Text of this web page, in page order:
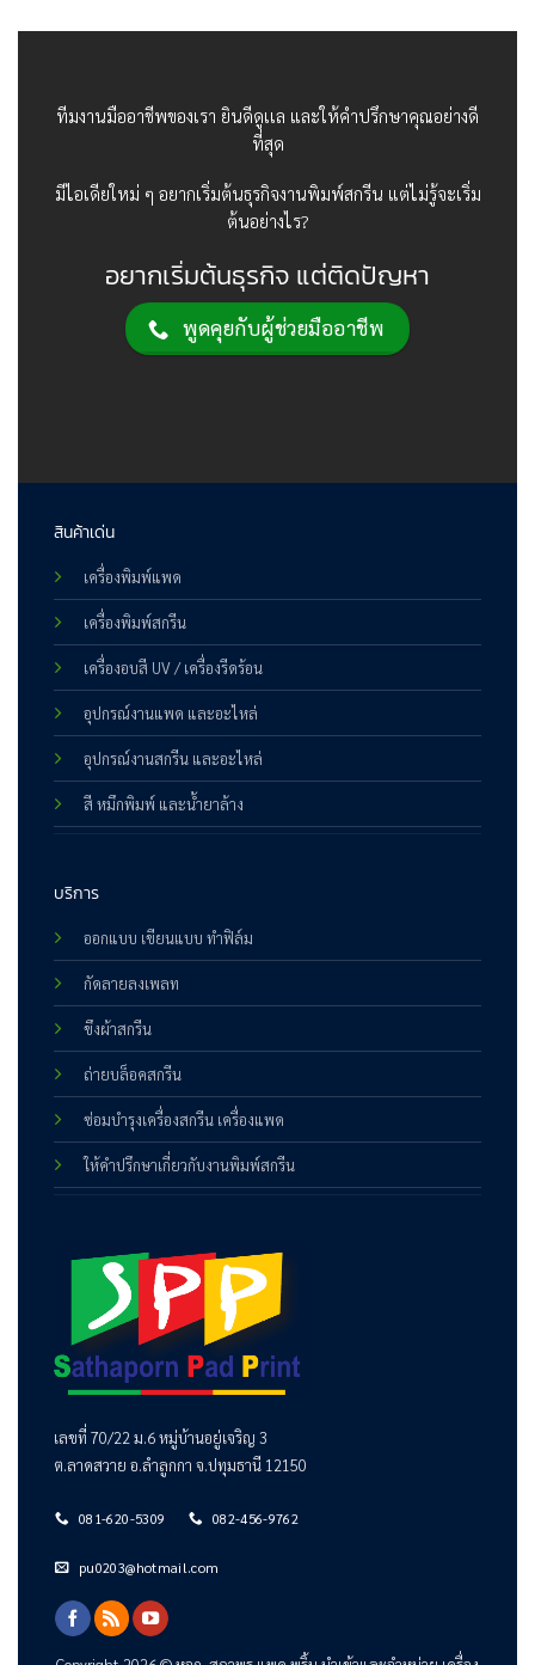
ทีมงานมืออาชีพของเรา ยินดีดูเเล และให้คำปรึกษาคุณอย่างดี
ที่สุด
มีไอเดียใหม่ ๆ อยากเริ่มต้นธุรกิจงานพิมพ์สกรีน แต่ไม่รู้จะเริ่ม
ต้นอย่างไร?
อยากเริ่มต้นธุรกิจ แต่ติดปัญหา
พูดคุยกับผู้ช่วยมืออาชีพ
สินค้าเด่น
เครื่องพิมพ์แพด
เครื่องพิมพ์สกรีน
เครื่องอบสี UV / เครื่องรีดร้อน
อุปกรณ์งานแพด และอะไหล่
อุปกรณ์งานสกรีน และอะไหล่
สี หมึกพิมพ์ และน้ำยาล้าง
บริการ
ออกแบบ เขียนแบบ ทำฟิล์ม
กัดลายลงเพลท
ขึงผ้าสกรีน
ถ่ายบล็อคสกรีน
ซ่อมบำรุงเครื่องสกรีน เครื่องแพด
ให้คำปรึกษาเกี่ยวกับงานพิมพ์สกรีน
เลขที่ 70/22 ม.6 หมู่บ้านอยู่เจริญ 3
ต.ลาดสวาย อ.ลำลูกกา จ.ปทุมธานี 12150
081-620-5309 082-456-9762
pu0203@hotmail.com